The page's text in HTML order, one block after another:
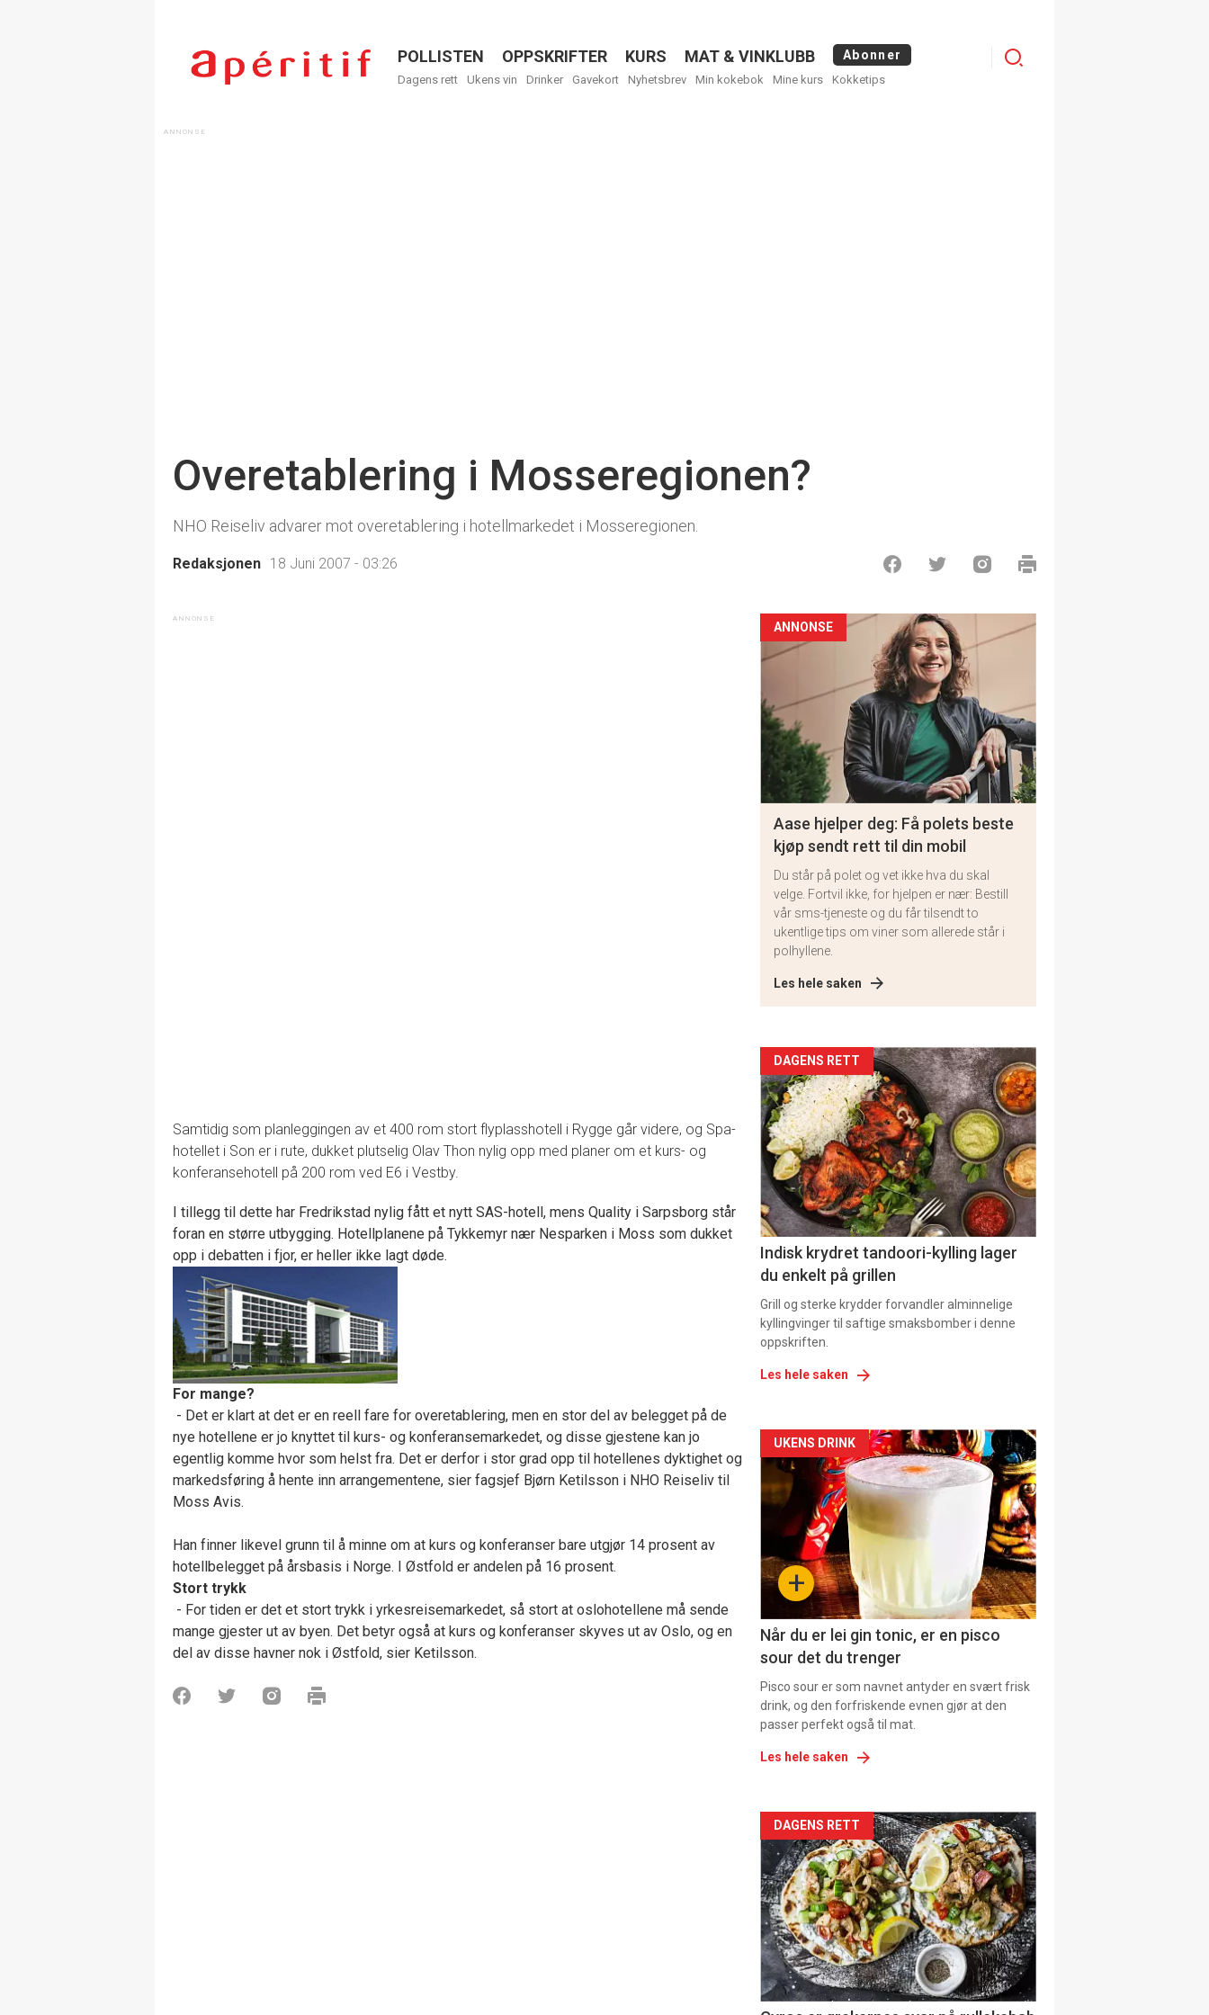
Menu
POLLISTEN OPPSKRIFTER KURS MAT & VINKLUBB Abonner
Dagens rett Ukens vin Drinker Gavekort Nyhetsbrev Min kokebok Mine kurs Kokketips
Logg
Overetablering i Mosseregionen?
NHO Reiseliv advarer mot overetablering i hotellmarkedet i Mosseregionen.
Redaksjonen 18 Juni 2007 - 03:26
Samtidig som planleggingen av et 400 rom stort flyplasshotell i Rygge går videre, og Spa-
hotellet i Son er i rute, dukket plutselig Olav Thon nylig opp med planer om et kurs- og
konferansehotell på 200 rom ved E6 i Vestby.
I tillegg til dette har Fredrikstad nylig fått et nytt SAS-hotell, mens Quality i Sarpsborg står
foran en større utbygging. Hotellplanene på Tykkemyr nær Nesparken i Moss som dukket
opp i debatten i fjor, er heller ikke lagt døde.
For mange?
- Det er klart at det er en reell fare for overetablering, men en stor del av belegget på de
nye hotellene er jo knyttet til kurs- og konferansemarkedet, og disse gjestene kan jo
egentlig komme hvor som helst fra. Det er derfor i stor grad opp til hotellenes dyktighet og
markedsføring å hente inn arrangementene, sier fagsjef Bjørn Ketilsson i NHO Reiseliv til
Moss Avis.
Han finner likevel grunn til å minne om at kurs og konferanser bare utgjør 14 prosent av
hotellbelegget på årsbasis i Norge. I Østfold er andelen på 16 prosent.
Stort trykk
- For tiden er det et stort trykk i yrkesreisemarkedet, så stort at oslohotellene må sende
mange gjester ut av byen. Det betyr også at kurs og konferanser skyves ut av Oslo, og en
del av disse havner nok i Østfold, sier Ketilsson.
ANNONSE
Aase hjelper deg: Få polets beste
kjøp sendt rett til din mobil
Du står på polet og vet ikke hva du skal
velge. Fortvil ikke, for hjelpen er nær: Bestill
vår sms-tjeneste og du får tilsendt to
ukentlige tips om viner som allerede står i
polhyllene.
Les hele saken
Artikler
detail
-
section
11
DAGENS RETT
Indisk krydret tandoori-kylling lager
du enkelt på grillen
Grill og sterke krydder forvandler alminnelige
kyllingvinger til saftige smaksbomber i denne
oppskriften.
Les hele saken
Artikler
detail
section
11
Dagens
rett
+
UKENS DRINK
Når du er lei gin tonic, er en pisco
sour det du trenger
Pisco sour er som navnet antyder en svært frisk
drink, og den forfriskende evnen gjør at den
passer perfekt også til mat.
Les hele saken
Artikler
detail
-
section
11
DAGENS RETT